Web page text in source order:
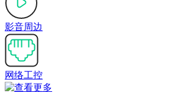
影音周边
网络工控